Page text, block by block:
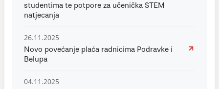
studentima te potpore za učenička STEM
natjecanja
26.11.2025
Novo povećanje plaća radnicima Podravke i
Belupa
04.11.2025